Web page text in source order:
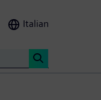
Italian